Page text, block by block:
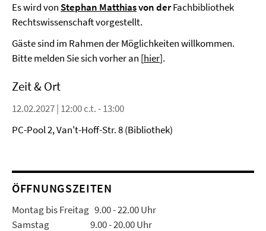
Es wird von Stephan Matthiasvon derFachbibliothek
Rechtswissenschaft vorgestellt.
Gäste sind im Rahmen der Möglichkeiten willkommen.
Bitte melden Sie sich vorher an [hier].
Zeit & Ort
12.02.2027 | 12:00 c.t. - 13:00
PC-Pool 2, Van't-Hoff-Str. 8 (Bibliothek)
ÖFFNUNGSZEITEN
Montag bis Freitag 9.00 - 22.00 Uhr
Samstag 9.00 - 20.00 Uhr